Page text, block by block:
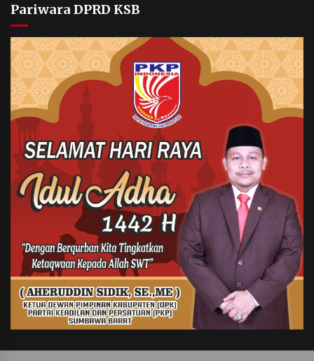
Pariwara DPRD KSB